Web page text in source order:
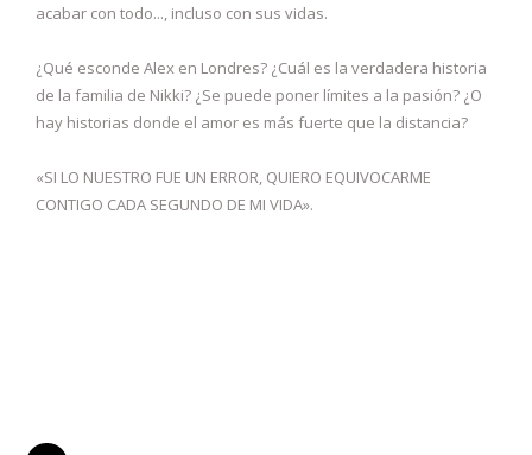
acabar con todo..., incluso con sus vidas.
¿Qué esconde Alex en Londres? ¿Cuál es la verdadera historia
de la familia de Nikki? ¿Se puede poner límites a la pasión? ¿O
hay historias donde el amor es más fuerte que la distancia?
«SI LO NUESTRO FUE UN ERROR, QUIERO EQUIVOCARME
CONTIGO CADA SEGUNDO DE MI VIDA».